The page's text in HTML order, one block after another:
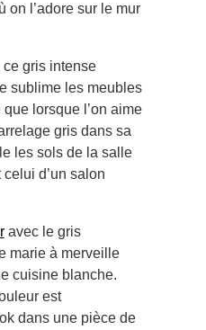
on l’adore sur le mur
ce gris intense
sublime les meubles
lorsque l’on aime
gris dans sa
les sols de la salle
d’un salon
avec le gris
marie à merveille
cuisine blanche.
est
dans une pièce de